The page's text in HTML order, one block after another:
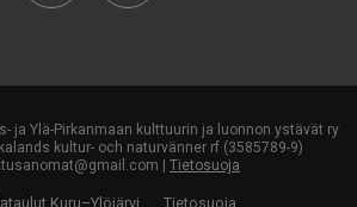
ja Ylä-Pirkanmaan kulttuurin ja luonnon ystävät ry
kultur- och naturvänner rf (3585789-9)
| Tietosuoja
Kuru–Ylöjärvi Tietosuoja